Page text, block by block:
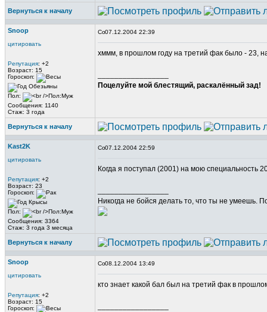
Вернуться к началу
Snoop
цитировать
Репутация: +2
Возраст: 15
Гороскоп:
Пол:
Сообщения: 1140
Стаж: 3 года
07.12.2004 22:39
хммм, в прошлом году на третий фак было - 23,
Поцелуйте мой блестящий, раскалённый зад!
Вернуться к началу
Kast2K
цитировать
Репутация: +2
Возраст: 23
Гороскоп:
Пол:
Сообщения: 3364
Стаж: 3 года 3 месяца
07.12.2004 22:59
Когда я поступал (2001) на мою специальность
Никогда не бойся делать то, что ты не умеешь.
Вернуться к началу
Snoop
цитировать
Репутация: +2
Возраст: 15
Гороскоп:
08.12.2004 13:49
кто знает какой бал был на третий фак в